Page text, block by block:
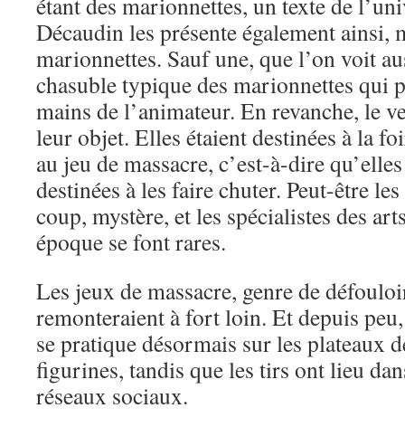
Décaudin les présente également ainsi,
marionnettes. Sauf une, que l’on voit
chasuble typique des marionnettes qui
mains de l’animateur. En revanche, le
leur objet. Elles étaient destinées à la
au jeu de massacre, c’est-à-dire
destinées à les faire chuter. Peut-être
coup, mystère, et les spécialistes des
époque se font rares.
Les jeux de massacre, genre de
remonteraient à fort loin. Et depuis
se pratique désormais sur les plateaux
figurines, tandis que les tirs ont lieu
réseaux sociaux.